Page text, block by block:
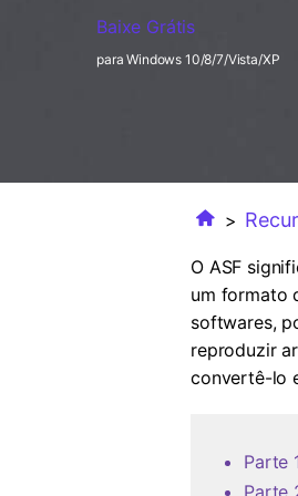
Baixe Grátis
para Windows 10/8/7/Vista/XP
>
O ASF
um formato
softwares,
reproduzir
convertê-lo
Parte
Parte